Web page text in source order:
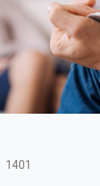
1401